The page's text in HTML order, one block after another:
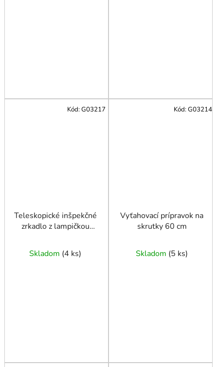
Teleskopické inšpekčné
zrkadlo z lampičkou
Skladom (4 ks)
Kód:G03217
Vyťahovací prípravok na
skrutky 60 cm
Skladom (5 ks)
Kód:G03214